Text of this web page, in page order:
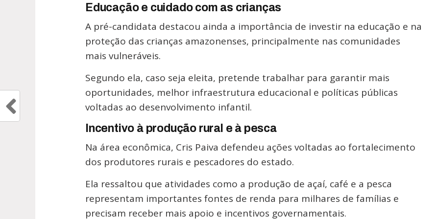
Educação e cuidado com as crianças
A pré-candidata destacou ainda a importância de investir na educação e na
proteção das crianças amazonenses, principalmente nas comunidades
mais vulneráveis.
Segundo ela, caso seja eleita, pretende trabalhar para garantir mais
oportunidades, melhor infraestrutura educacional e políticas públicas
voltadas ao desenvolvimento infantil.
Incentivo à produção rural e à pesca
Na área econômica, Cris Paiva defendeu ações voltadas ao fortalecimento
dos produtores rurais e pescadores do estado.
Ela ressaltou que atividades como a produção de açaí, café e a pesca
representam importantes fontes de renda para milhares de famílias e
precisam receber mais apoio e incentivos governamentais.